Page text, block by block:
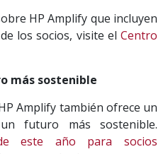
HP Amplify que incluyen
los socios, visite el Centro
más sostenible
Amplify también ofrece un
futuro más sostenible.
este año para socios